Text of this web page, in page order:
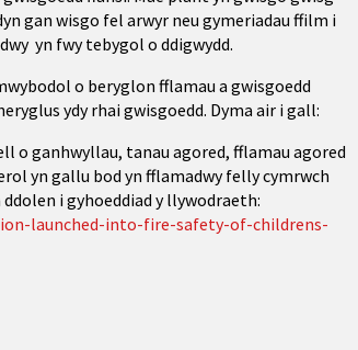
gan wisgo fel arwyr neu gymeriadau ffilm i
yn fwy tebygol o ddigwydd.
o beryglon fflamau a gwisgoedd
ydy rhai gwisgoedd. Dyma air i gall:
o ganhwyllau, tanau agored, fflamau agored
yn gallu bod yn fflamadwy felly cymrwch
i gyhoeddiad y llywodraeth:
launched-into-fire-safety-of-childrens-